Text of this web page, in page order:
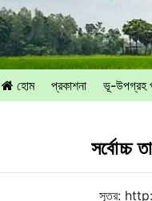
হোম প্রকাশনা ভূ-উপগ্রহ
সর্বোচ্চ
সূত্র: